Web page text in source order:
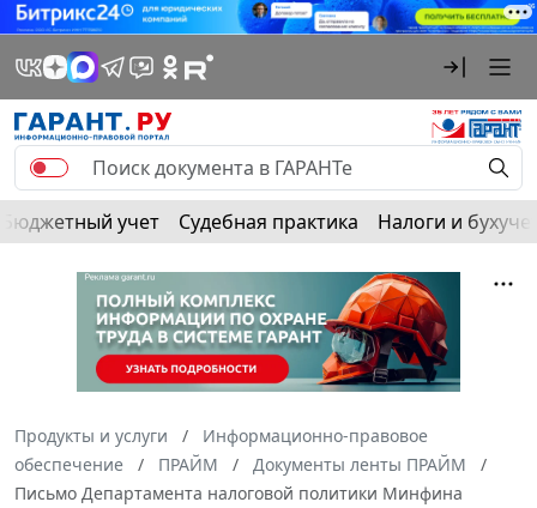
Бюджетный учет Судебная практика Налоги и
Продукты и услуги
Информационно-правовое
обеспечение
ПРАЙМ
Документы ленты ПРАЙМ
Письмо Департамента налоговой политики Минфина